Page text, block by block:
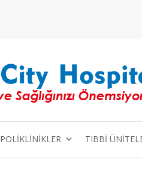
POLİKLİNİKLER TIBBİ